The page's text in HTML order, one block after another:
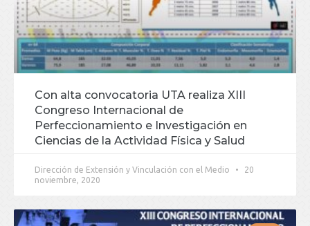
Con alta convocatoria UTA realiza XIII
Congreso Internacional de
Perfeccionamiento e Investigación en
Ciencias de la Actividad Física y Salud
Dirección de Extensión y Vinculación con el Medio
20
noviembre, 2020